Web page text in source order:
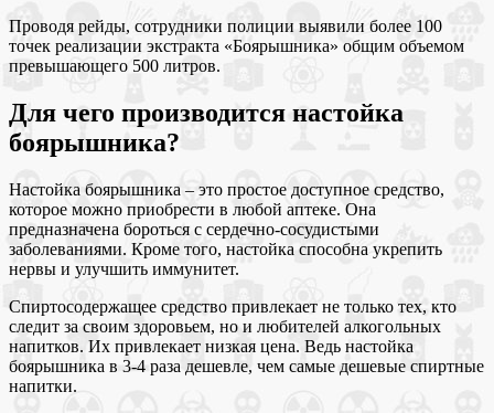
Проводя рейды, сотрудники полиции выявили более 100
точек реализации экстракта «Боярышника» общим объемом
превышающего 500 литров.
Для чего производится настойка
боярышника?
Настойка боярышника – это простое доступное средство,
которое можно приобрести в любой аптеке. Она
предназначена бороться с сердечно-сосудистыми
заболеваниями. Кроме того, настойка способна укрепить
нервы и улучшить иммунитет.
Спиртосодержащее средство привлекает не только тех, кто
следит за своим здоровьем, но и любителей алкогольных
напитков. Их привлекает низкая цена. Ведь настойка
боярышника в 3-4 раза дешевле, чем самые дешевые спиртные
напитки.